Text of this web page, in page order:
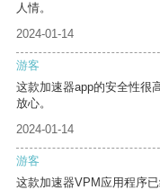
人情。
2024-01-14
游客
这款加速器app的安全性很
放心。
2024-01-14
游客
这款加速器VPM应用程序